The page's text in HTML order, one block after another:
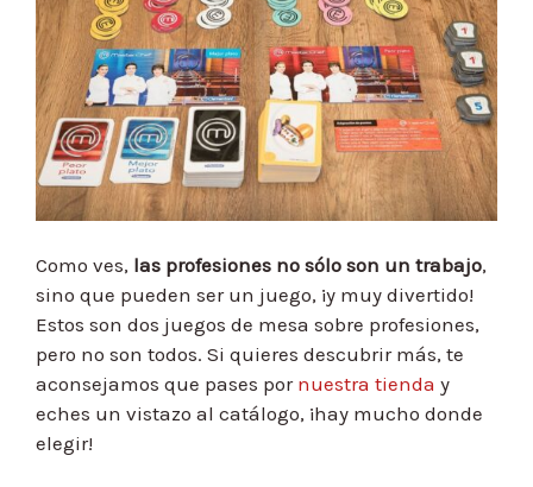
Como ves, las profesiones no sólo son un trabajo,
sino que pueden ser un juego, ¡y muy divertido!
Estos son dos juegos de mesa sobre profesiones,
pero no son todos. Si quieres descubrir más, te
aconsejamos que pases por nuestra tienda y
eches un vistazo al catálogo, ¡hay mucho donde
elegir!